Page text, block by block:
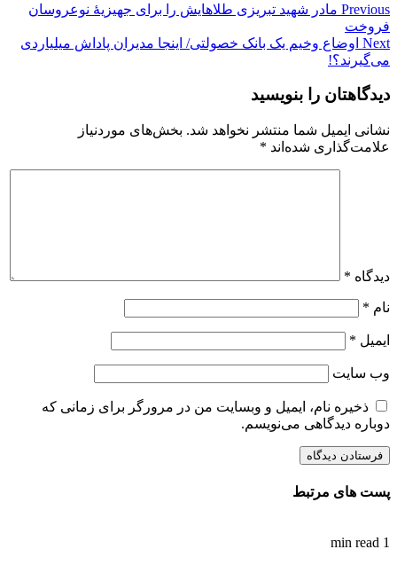
Previous مادر شهید تبریزی طلاهایش را برای جهیزیهٔ نوعروسان
فروخت
Next اوضاع وخیم یک بانک خصولتی/ اینجا مدیران پاداش میلیاردی
می‌گیرند؟!
دیدگاهتان را بنویسید
نشانی ایمیل شما منتشر نخواهد شد. بخش‌های موردنیاز
علامت‌گذاری شده‌اند *
دیدگاه *
نام *
ایمیل *
وب‌ سایت
ذخیره نام، ایمیل و وبسایت من در مرورگر برای زمانی که
دوباره دیدگاهی می‌نویسم.
پست های مرتبط
1 min read